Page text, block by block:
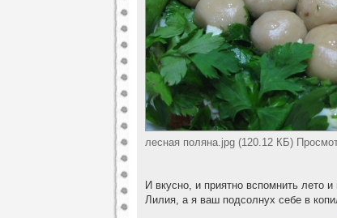
лесная поляна.jpg (120.12 КБ)
И вкусно, и приятно вспомнить лето
Лилия, а я ваш подсолнух себе в